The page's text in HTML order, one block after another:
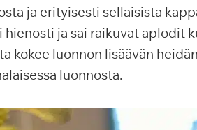
ja erityisesti sellaisista
ja sai raikuvat aplodit
kokee luonnon lisäävän
luonnosta.